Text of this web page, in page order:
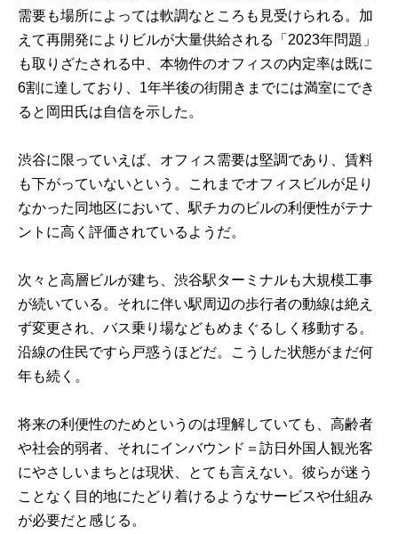
需要も場所によっては軟調なところも見受けられる。加
えて再開発によりビルが大量供給される「2023年問題」
も取りざたされる中、本物件のオフィスの内定率は既に
6割に達しており、1年半後の街開きまでには満室にでき
ると岡田氏は自信を示した。
渋谷に限っていえば、オフィス需要は堅調であり、賃料
も下がっていないという。これまでオフィスビルが足り
なかった同地区において、駅チカのビルの利便性がテナ
ントに高く評価されているようだ。
次々と高層ビルが建ち、渋谷駅ターミナルも大規模工事
が続いている。それに伴い駅周辺の歩行者の動線は絶え
ず変更され、バス乗り場などもめまぐるしく移動する。
沿線の住民ですら戸惑うほどだ。こうした状態がまだ何
年も続く。
将来の利便性のためというのは理解していても、高齢者
や社会的弱者、それにインバウンド＝訪日外国人観光客
にやさしいまちとは現状、とても言えない。彼らが迷う
ことなく目的地にたどり着けるようなサービスや仕組み
が必要だと感じる。